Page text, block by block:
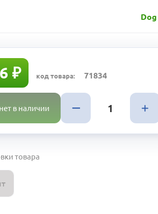
₽ код товара: 71834
в наличии
товара